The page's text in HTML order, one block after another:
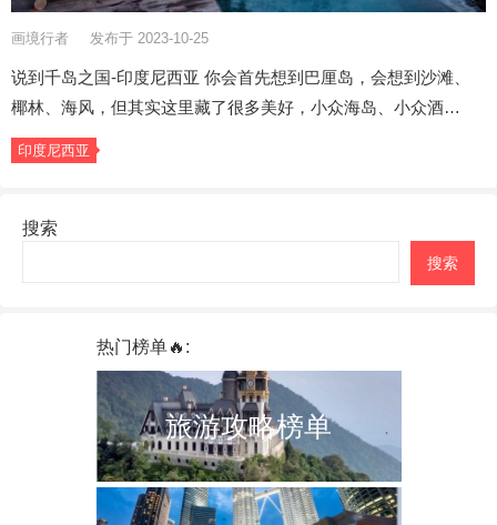
画境行者 发布于 2023-10-25
说到千岛之国-印度尼西亚 你会首先想到巴厘岛，会想到沙滩、
椰林、海风，但其实这里藏了很多美好，小众海岛、小众酒…
印度尼西亚
搜索
搜索
热门榜单🔥:
旅游攻略榜单